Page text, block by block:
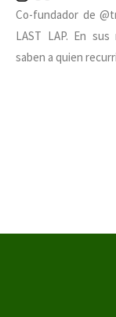
Co-fundador de
LAST LAP. En
saben a quien